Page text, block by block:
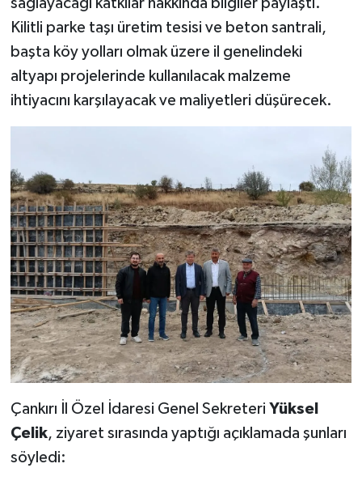
Kilitli parke taşı üretim tesisi ve beton santrali,
başta köy yolları olmak üzere il genelindeki
altyapı projelerinde kullanılacak malzeme
ihtiyacını karşılayacak ve maliyetleri düşürecek.
Çankırı İl Özel İdaresi Genel Sekreteri Yüksel
Çelik, ziyaret sırasında yaptığı açıklamada şunları
söyledi: